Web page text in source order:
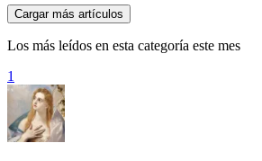
Cargar más artículos
Los más leídos en esta categoría este mes
1